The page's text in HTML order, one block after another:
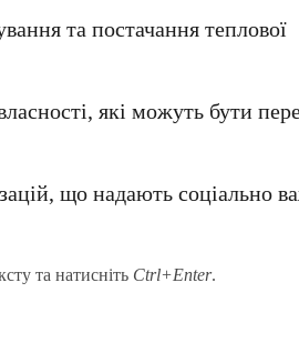
та постачання теплової
які можуть бути
що надають соціально
та натисніть Ctrl+Enter.